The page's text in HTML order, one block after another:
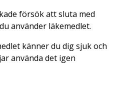
försök att sluta med
använder läkemedlet.
känner du dig sjuk och
använda det igen